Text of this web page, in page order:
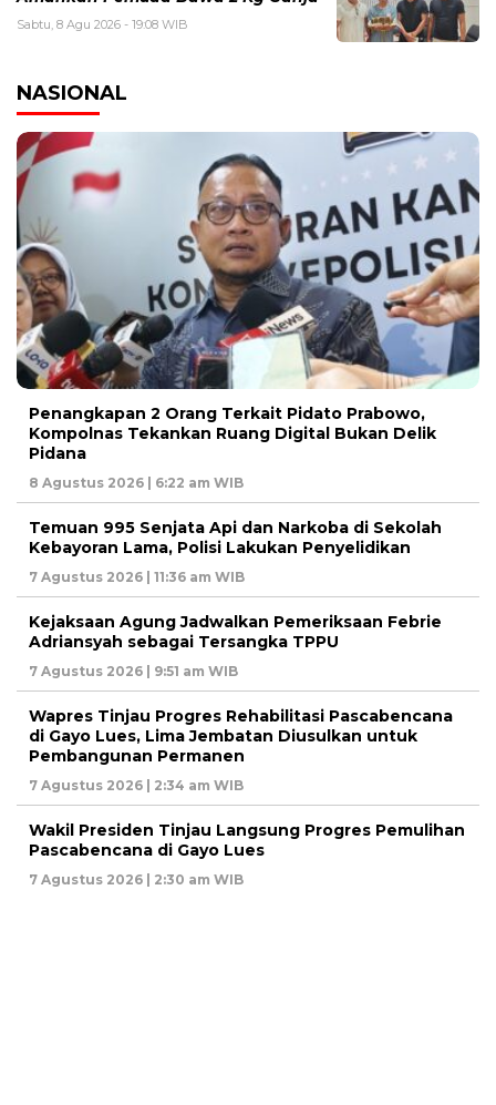
Sabtu, 8 Agu 2026 - 19:08 WIB
NASIONAL
Penangkapan 2 Orang Terkait Pidato Prabowo,
Kompolnas Tekankan Ruang Digital Bukan Delik
Pidana
8 Agustus 2026 | 6:22 am WIB
Temuan 995 Senjata Api dan Narkoba di Sekolah
Kebayoran Lama, Polisi Lakukan Penyelidikan
7 Agustus 2026 | 11:36 am WIB
Kejaksaan Agung Jadwalkan Pemeriksaan Febrie
Adriansyah sebagai Tersangka TPPU
7 Agustus 2026 | 9:51 am WIB
Wapres Tinjau Progres Rehabilitasi Pascabencana
di Gayo Lues, Lima Jembatan Diusulkan untuk
Pembangunan Permanen
7 Agustus 2026 | 2:34 am WIB
Wakil Presiden Tinjau Langsung Progres Pemulihan
Pascabencana di Gayo Lues
7 Agustus 2026 | 2:30 am WIB